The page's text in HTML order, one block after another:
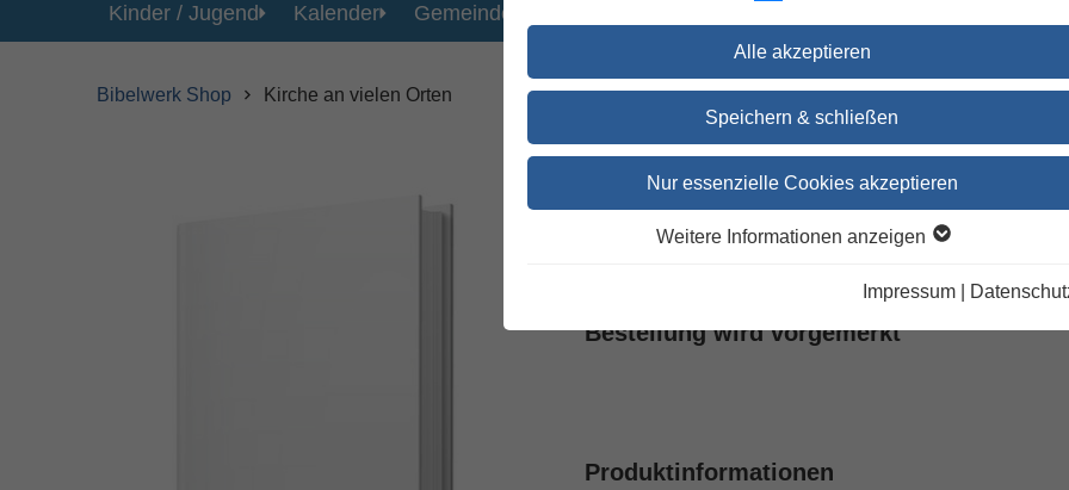
Alle akzeptieren
Speichern & schließen
Nur essenzielle Cookies akzeptieren
Weitere Informationen anzeigen
Impressum
Kinder / Jugend
Kalender Gemeinde
Bibelwerk Shop Kirche an vielen Orten
Kirche an vielen Orten
Lectio Divina Diöz.Rott-Stgt.
Lieferbar innerhalb ca. 7 Werktagen;
Bestellung wird vorgemerkt
Produktinformationen